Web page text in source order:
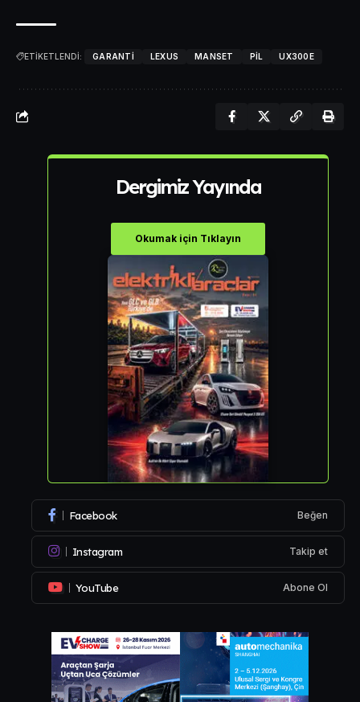
ETİKETLENDİ: GARANTI LEXUS MANSET PIL UX300E
Dergimiz Yayında
Okumak için Tıklayın
Facebook Beğen
Instagram Takip et
YouTube Abone Ol